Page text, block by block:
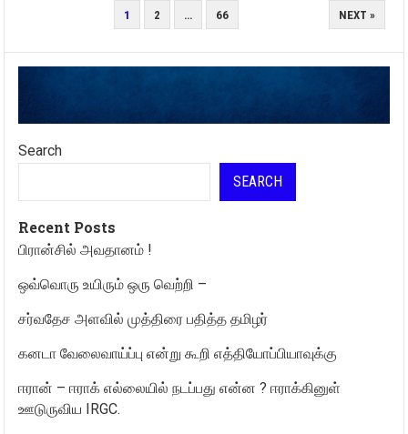
1 2 … 66 NEXT »
Search
SEARCH
Recent Posts
பிரான்சில் அவதானம் !
ஒவ்வொரு உயிரும் ஒரு வெற்றி –
சர்வதேச அளவில் முத்திரை பதித்த தமிழர்
கனடா வேலைவாய்ப்பு என்று கூறி எத்தியோப்பியாவுக்கு
ஈரான் – ஈராக் எல்லையில் நடப்பது என்ன ? ஈராக்கினுள்
ஊடுருவிய IRGC.